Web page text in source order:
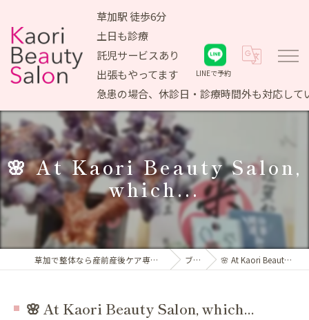
草加駅 徒歩6分
土日も診療
託児サービスあり
出張もやってます
急患の場合、休診日・診療時間外も対応して
LINEで予約
🌸 At Kaori Beauty Salon,
which...
草加で整体なら産前産後ケア専門 かおりビューティサロン ブログ 🌸 At Kaori Beauty Salon, which...
🌸 At Kaori Beauty Salon, which...